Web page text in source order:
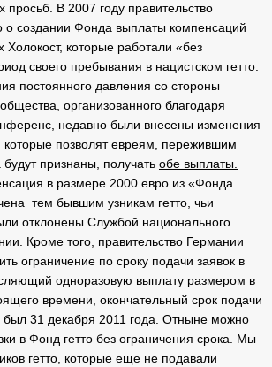
просьб. В 2007 году правительство
о создании Фонда выплаты компенсаций
Холокост, которые работали «без
своего пребывания в нацистском гетто.
постоянного давления со стороны
организованного благодаря
недавно были внесены изменения
которые позволят евреям, пережившим
будут признаны, получать обе выплаты.
в размере 2000 евро из «Фонда
тем бывшим узникам гетто, чьи
отклонены Службой национального
Кроме того, правительство Германии
ограничение по сроку подачи заявок в
одноразовую выплату размером в
времени, окончательный срок подачи
был 31 декабря 2011 года. Отныне можно
в Фонд гетто без ограничения срока. Мы
гетто, которые еще не подавали